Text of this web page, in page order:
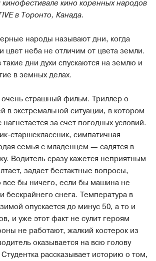
кино коренных народов
в Торонто, Канада.
народы называют дни, когда
цвет неба не отличим от цвета земли.
дни духи спускаются на землю и
в земных делах.
страшный фильм. Триллер о
в экстремальной ситуации, в котором
за счет погодных условий.
старшеклассник, симпатичная
семья с младенцем — садятся в
Водитель сразу кажется неприятным
задает бестактные вопросы,
все бы ничего, если бы машина не
бескрайнего снега. Температура в
опускается до минус 50, а то и
и уже этот факт не сулит героям
не работают, жалкий костерок из
оказывается на всю голову
рассказывает историю о том,